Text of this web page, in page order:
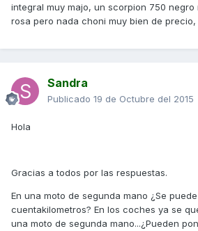
integral muy majo, un scorpion 750
rosa pero nada choni muy bien de precio,
Sandra
Publicado 19 de Octubre del 2015
Hola
Gracias a todos por las respuestas.
En una moto de segunda mano ¿Se
cuentakilometros? En los coches ya se
una moto de segunda mano...¿Pueden